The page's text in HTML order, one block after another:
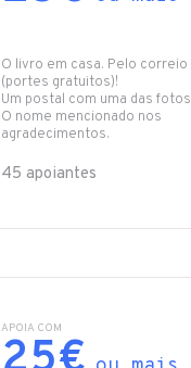
O livro em casa. Pelo correio
(portes gratuitos)!
Um postal com uma das fotos
O nome mencionado nos
agradecimentos.
45 apoiantes
APOIA COM